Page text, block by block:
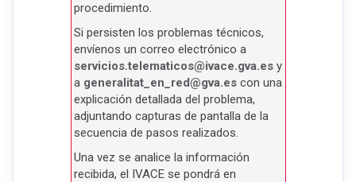
procedimiento.
Si persisten los problemas técnicos,
envíenos un correo electrónico a
servicios.telematicos@ivace.gva.es y
a generalitat_en_ red@gva.es con una
explicación detallada del problema,
adjuntando capturas de pantalla de la
secuencia de pasos realizados.
Una vez se analice la información
recibida, el IVACE se pondrá en